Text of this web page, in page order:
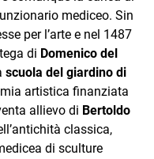
mediceo. Sin
per l’arte e nel 1487
di Domenico del
scuola del giardino di
artistica finanziata
allievo di Bertoldo
classica,
di sculture